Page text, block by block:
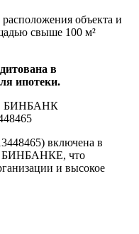
объекта и
свыше 100 м²
в
ипотеки.
БИНБАНК
включена в
БИНБАНКЕ, что
и высокое